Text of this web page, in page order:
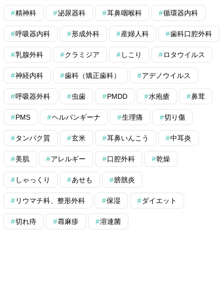
精神科 泌尿器科 耳鼻咽喉科 循環器内科
呼吸器内科 形成外科 産婦人科 歯科口腔外科
乳腺外科 クラミジア しこり ロタウイルス
神経内科 歯科（矯正歯科） アデノウイルス
呼吸器外科 虫歯 PMDD 水疱瘡 鼻茸
PMS ヘルパンギーナ 生理痛 切り傷
タンパク質 玄米 耳鼻いんこう 中耳炎
美肌 アレルギー 口腔外科 乾燥
しゃっくり あせも 膀胱炎
リウマチ科、整形外科 保湿 ダイエット
切れ痔 蕁麻疹 溶連菌